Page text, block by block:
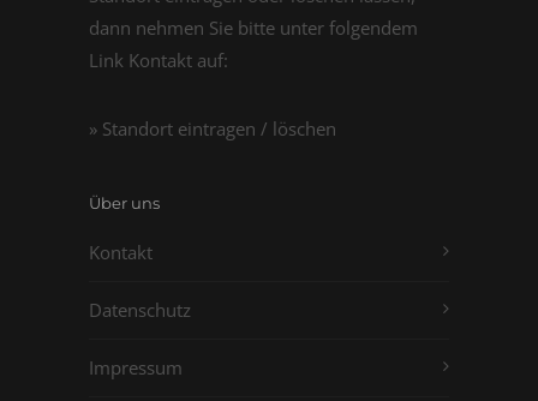
dann nehmen Sie bitte unter folgendem
Link Kontakt auf:
» Standort eintragen / löschen
Über uns
Kontakt
Datenschutz
Impressum